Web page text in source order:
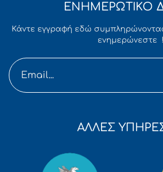
ΕΝΗΜΕΡΩΤΙΚΟ
Κάντε εγγραφή εδώ
ενημερώνεστε !
ΑΛΛΕΣ